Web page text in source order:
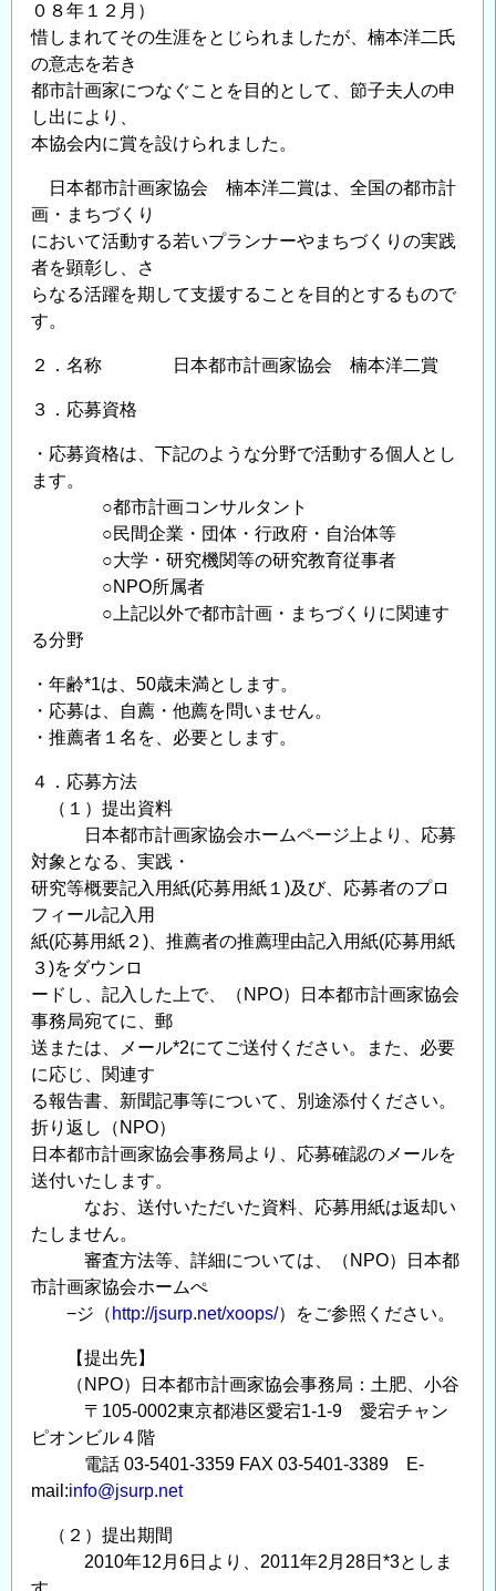
０８年１２月）
惜しまれてその生涯をとじられましたが、楠本洋二氏
の意志を若き
都市計画家につなぐことを目的として、節子夫人の申
し出により、
本協会内に賞を設けられました。
日本都市計画家協会 楠本洋二賞は、全国の都市計
画・まちづくり
において活動する若いプランナーやまちづくりの実践
者を顕彰し、さ
らなる活躍を期して支援することを目的とするもので
す。
２．名称 日本都市計画家協会 楠本洋二賞
３．応募資格
・応募資格は、下記のような分野で活動する個人とし
ます。
○都市計画コンサルタント
○民間企業・団体・行政府・自治体等
○大学・研究機関等の研究教育従事者
○NPO所属者
○上記以外で都市計画・まちづくりに関連す
る分野
・年齢*1は、50歳未満とします。
・応募は、自薦・他薦を問いません。
・推薦者１名を、必要とします。
４．応募方法
（１）提出資料
日本都市計画家協会ホームページ上より、応募
対象となる、実践・
研究等概要記入用紙(応募用紙１)及び、応募者のプロ
フィール記入用
紙(応募用紙２)、推薦者の推薦理由記入用紙(応募用紙
３)をダウンロ
ードし、記入した上で、（NPO）日本都市計画家協会
事務局宛てに、郵
送または、メール*2にてご送付ください。また、必要
に応じ、関連す
る報告書、新聞記事等について、別途添付ください。
折り返し（NPO）
日本都市計画家協会事務局より、応募確認のメールを
送付いたします。
なお、送付いただいた資料、応募用紙は返却い
たしません。
審査方法等、詳細については、（NPO）日本都
市計画家協会ホームぺ
−ジ（ http://jsurp.net/xoops/）をご参照ください。
【提出先】
（NPO）日本都市計画家協会事務局：土肥、小谷
〒105-0002東京都港区愛宕1-1-9 愛宕チャン
ピオンビル４階
電話 03-5401-3359 FAX 03-5401-3389 E-
mail:info@jsurp.net
（２）提出期間
2010年12月6日より、2011年2月28日*3としま